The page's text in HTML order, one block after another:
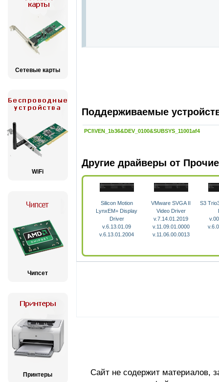
Сетевые карты
WiFi
Чипсет
Принтеры
Поддерживаемые
PCI\VEN_1b36&DEV_0100&SUBSYS_11001af4
Другие драйверы от Прочие
Silicon Motion
LynxEM+ Display
Driver
v.6.13.01.09
v.6.13.01.2004
VMware SVGA II
Video Driver
v.7.14.01.2019
v.11.09.01.0000
v.11.06.00.0013
S3
Сайт не содержит материалов,